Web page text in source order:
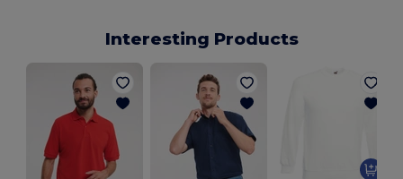
Interesting Products